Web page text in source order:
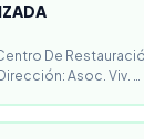
De
Asoc. Viv. …